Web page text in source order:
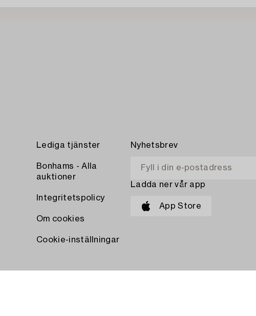
Lediga tjänster
Bonhams - Alla
auktioner
Integritetspolicy
Om cookies
Cookie-inställningar
Nyhetsbrev
Ladda ner vår app
App Store